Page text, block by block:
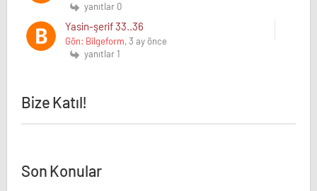
yanıtlar 0
Yasin-şerif 33..36
Gön: Bilgeform, 3 ay önce
yanıtlar 1
Bize Katıl!
Son Konular